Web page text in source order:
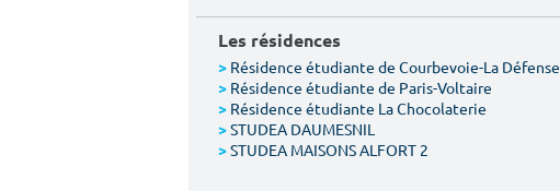
Les résidences
> Résidence étudiante de Courbevoie-La Défense
> Résidence étudiante de Paris-Voltaire
> Résidence étudiante La Chocolaterie
>STUDEA DAUMESNIL
>STUDEA MAISONS ALFORT 2